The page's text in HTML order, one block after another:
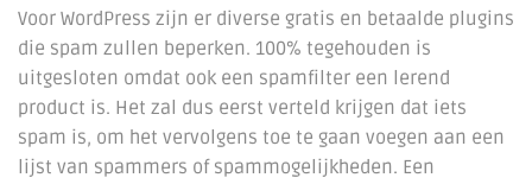
Voor WordPress zijn er diverse gratis en betaalde plugins
die spam zullen beperken. 100% tegehouden is
uitgesloten omdat ook een spamfilter een lerend
product is. Het zal dus eerst verteld krijgen dat iets
spam is, om het vervolgens toe te gaan voegen aan een
lijst van spammers of spammogelijkheden. Een